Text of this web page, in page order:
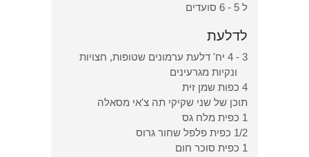
ל 5 - 6 סועדים
לדלעת
3 - 4 יח' דלעת ערמונים שטופות, חצויות
ונקיות מגרעינים
4 כפות שמן זית
תוכן של שני שקיקי תה צ'אי מסאלה
1 כפית מלח גס
1/2 כפית פלפל שחור גרוס
1 כפית סוכר חום